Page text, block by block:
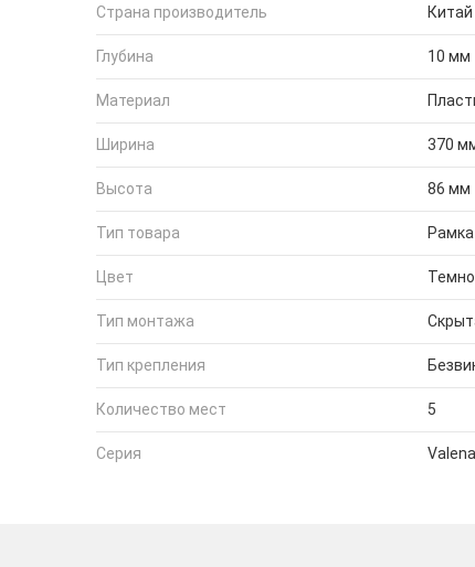
Страна производитель Китай
Глубина 10 мм
Материал
Ширина 370
Высота 86 мм
Тип товара Рамка
Цвет
Тип монтажа
Тип крепления
Количество мест 5
Серия